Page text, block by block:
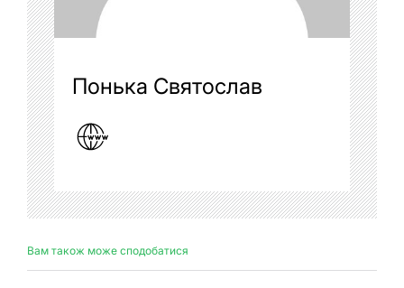
Понька Святослав
Вам також може сподобатися